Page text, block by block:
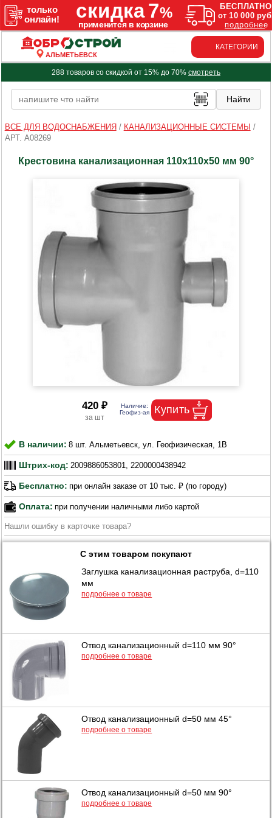
АЛЬМЕТЬЕВСК
КАТЕГОРИИ
288 товаров со скидкой от 15% до 70% смотреть
ВСЕ ДЛЯ ВОДОСНАБЖЕНИЯ / КАНАЛИЗАЦИОННЫЕ СИСТЕМЫ /
АРТ. A08269
Крестовина канализационная 110х110х50 мм 90°
420 ₽
В наличии: 8 шт. Альметьевск, ул. Геофизическая, 1В
Штрих-код: 2009886053801, 2200000438942
Бесплатно: при онлайн заказе от 10 тыс. ₽ (по городу)
Оплата: при получении наличными либо картой
Нашли ошибку в карточке товара?
С этим товаром покупают
Заглушка канализационная раструба, d=110
мм
подробнее о товаре
Отвод канализационный d=110 мм 90°
подробнее о товаре
Отвод канализационный d=50 мм 45°
подробнее о товаре
Отвод канализационный d=50 мм 90°
подробнее о товаре